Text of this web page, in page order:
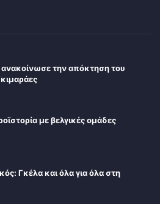
την απόκτηση του
με βελγικές ομάδες
Γκέλα και όλα για όλα στη